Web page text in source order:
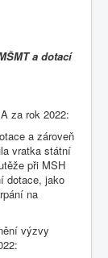
a dotací
za rok 2022:
a zároveň
vratka státní
při MSH
dotace, jako
na
výzvy